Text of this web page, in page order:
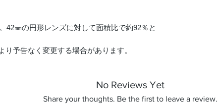
㎜の円形レンズに対して面積比で約92％と
予告なく変更する場合があります。
No Reviews Yet
Share your thoughts. Be the first to leave a review.